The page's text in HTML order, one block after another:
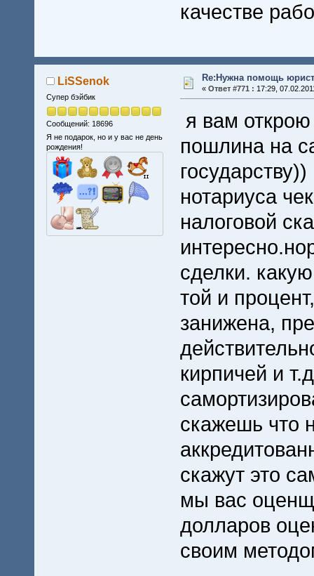
качестве
LiSSenok
Супер бэйбик
Сообщений: 18696
Я не подарок, но и у вас не день
рождения!
Re:Нужна помощь
« Ответ #771 : 17:29,
я вам
пошлина на
нотариуса
налоговой
сделки.
той и
занижена,
кирпичей и
скажешь что
скажут это
мы вас
долларов
своим